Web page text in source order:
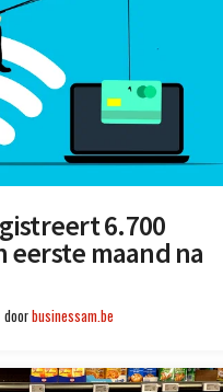
6.700
maand na
doorbusinessam.be